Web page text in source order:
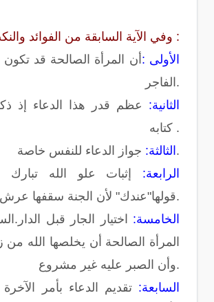
وفي الآية السابقة من الفوائد والنكت :
الأولى : أن المرأة الصالحة قد
الفاجر.
الثانية: عظم قدر هذا الدعاء إذ
كتابه .
الثالثة: جواز الدعاء للنفس خاصة.
الرابعة: إثبات علو الله تبارك
قولها"عندك" لأن الجنة سقفها عرش الرحمن.
الخامسة: اختيار الجار قبل
المرأة الصالحة أن يخلصها الله من
وأن الصبر عليه غير مشروع.
السابعة: تقديم الدعاء بأمر